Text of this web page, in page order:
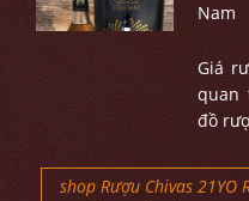
Nam
Giá
quan
đồ
shop Rượu Chivas 21YO